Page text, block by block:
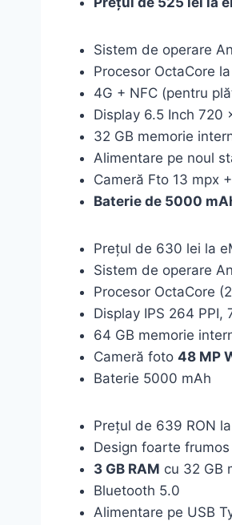
Sistem de operare
Procesor OctaCore
4G + NFC (pentru
Display 6.5 Inch 720
32 GB memorie
Alimentare pe noul
Cameră Fto 13 mpx
Baterie de 5000
Prețul de 630 lei la
Sistem de operare
Procesor OctaCore
Display IPS 264 PPI,
64 GB memorie
Cameră foto 48 MP
Baterie 5000 mAh
Prețul de 639 RON
Design foarte frumos
3 GB RAM cu 32 GB
Bluetooth 5.0
Alimentare pe USB